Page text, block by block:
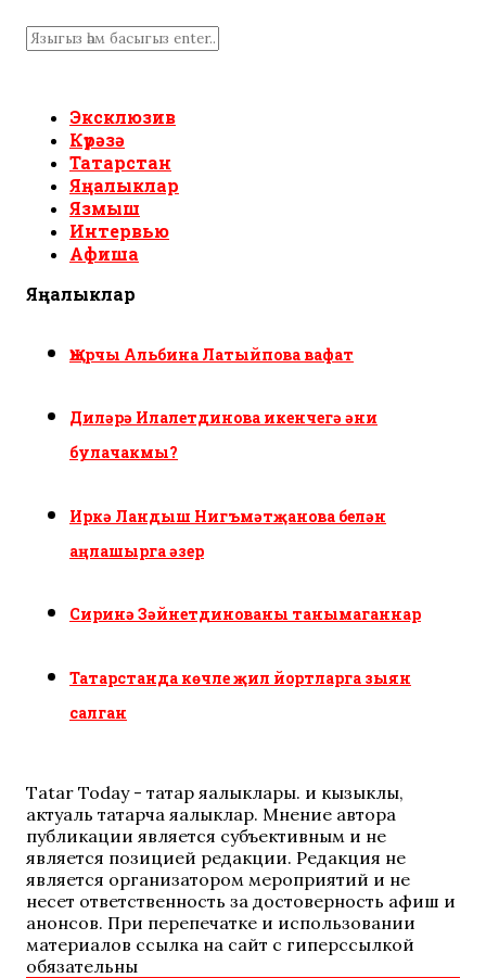
Эксклюзив
Күрәзә
Татарстан
Яңалыклар
Язмыш
Интервью
Афиша
Яңалыклар
Җырчы Альбина Латыйпова вафат
Диләрә Илалетдинова икенчегә әни
булачакмы?
Иркә Ландыш Нигъмәтҗанова белән
аңлашырга әзер
Сиринә Зәйнетдинованы танымаганнар
Татарстанда көчле җил йортларга зыян
салган
Tatar Today - татар яңалыклары. иң кызыклы,
актуаль татарча яңалыклар. Мнение автора
публикации является субъективным и не
является позицией редакции. Редакция не
является организатором мероприятий и не
несет ответственность за достоверность афиш и
анонсов. При перепечатке и использовании
материалов ссылка на сайт с гиперссылкой
обязательны